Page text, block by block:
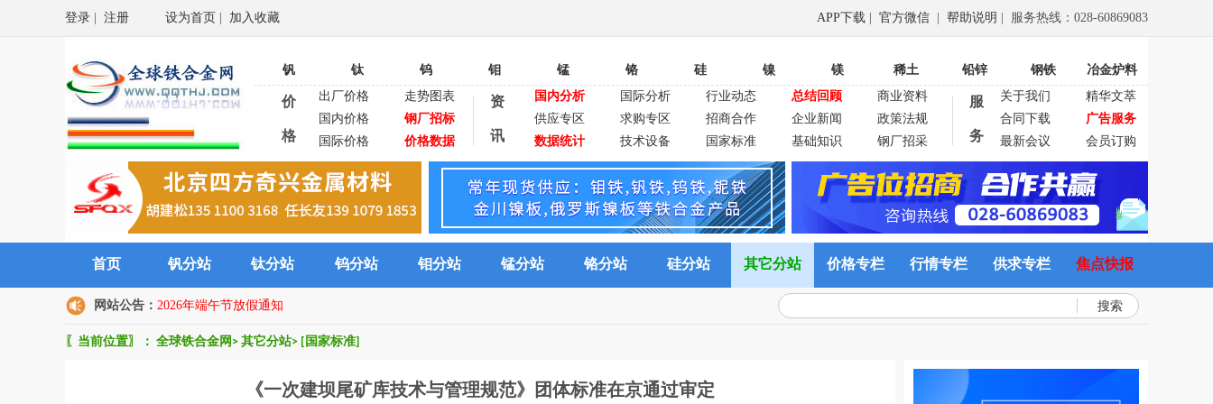
登录 注册 设为首页 加入收藏 APP下载 官方微信 帮助说明 | 服务热线：028-60869083
钒 钛 钨 钼 锰 铬 硅 镍 镁 稀土 铅锌 钢铁 冶金炉料
价
格
出厂价格
走势图表
国内价格
钢厂招标
国际价格
价格数据
资
讯
国内分析 国际分析 行业动态 总结回顾
商业资料
供应专区
求购专区 招商合作 企业新闻
政策法规
数据统计
技术设备 国家标准 基础知识 钢厂招采
服
务
关于我们
精华文萃
合同下载
广告服务
最新会议
会员订购
首页 钒分站 钛分站 钨分站 钼分站 锰分站 铬分站 硅分站 其它分站 价格专栏 行情专栏 供求专栏 焦点快报
网站公告： 2026年端午节放假通知 搜索
〖当前位置〗： 全球铁合金网 > 其它分站> [国家标准]
《一次建坝尾矿库技术与管理规范》团体标准在京通过审定